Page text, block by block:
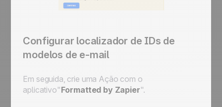
Configurar localizador de IDs de
modelos de e-mail
Em seguida, crie uma Ação com o
aplicativo"Formatted by Zapier".